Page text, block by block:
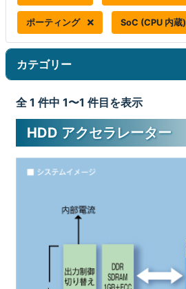
ポーティング SoC (CPU 内蔵)
カテゴリー
全 1 件中 1〜1 件目を表示
HDD アクセラレーター